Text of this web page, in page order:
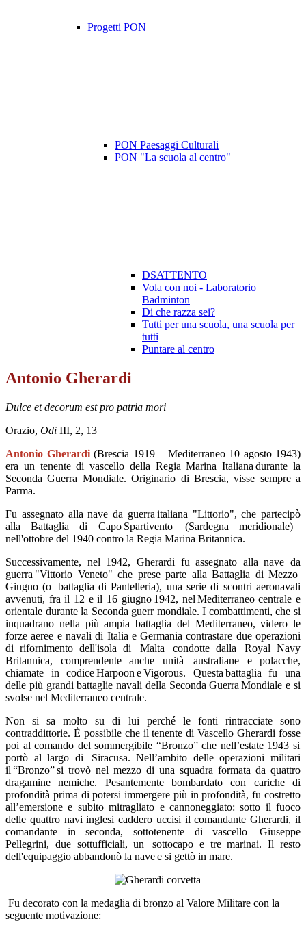
Progetti PON
PON Paesaggi Culturali
PON "La scuola al centro"
DSATTENTO
Vola con noi - Laboratorio
Badminton
Di che razza sei?
Tutti per una scuola, una scuola per
tutti
Puntare al centro
Antonio Gherardi
Dulce et decorum estpro patria mori
Orazio, Odi III, 2, 13
Antonio Gherardi (Brescia 1919 – Mediterraneo10 agosto 1943)
era un tenente di vascello della Regia Marina Italiana durante la
Seconda Guerra Mondiale.Originario di Brescia, visse sempre a
Parma.
Fu assegnato alla nave da guerra italiana "Littorio", che partecipò
alla Battaglia di Capo Spartivento
(Sardegna meridionale)
nell'ottobre del 1940 contro la Regia Marina Britannica.​
Successivamente, nel 1942, Gherardi fu assegnato alla nave da
guerra "Vittorio Veneto" che prese parte alla Battaglia di Mezzo
Giugno (o battaglia di Pantelleria), una serie di scontri aeronavali
avvenuti, fra il 12 e il 16 giugno 1942, nel Mediterraneo centrale e
orientale durante la Seconda guerr mondiale. I combattimenti, che si
inquadrano nella più ampia battaglia del Mediterraneo, videro le
forze aeree e navali di Italia e Germania contrastare due operazioni
di rifornimento dell'isola di Malta
condotte dalla Royal Navy
Britannica, comprendente anche unità australiane e polacche,
chiamate in codiceHarpoon eVigorous. Questa battaglia fu una
delle più grandi battaglie navali della Seconda Guerra Mondiale e si
svolse nel Mediterraneo centrale.​
Non si sa molto su di lui perché le fonti rintracciate sono
contraddittorie. È possibile che il tenente di VascelloGherardi fosse
poi al comando del sommergibile “Bronzo”che nell’estate 1943 si
portò al largo di Siracusa. Nell’ambito delle operazioni militari
il “Bronzo”si trovò nel mezzo di una squadra formata da quattro
dragamine nemiche. Pesantemente bombardato con cariche di
profondità prima di potersi immergere più in profondità, fucostretto
all’emersione e subitomitragliato e cannoneggiato: sotto il fuoco
delle quattro navi inglesi caddero uccisi il comandanteGherardi, il
comandante in seconda, sottotenente di vascello
Giuseppe
Pellegrini, due sottufficiali,un sottocapo e tre marinai. Il resto
dell'equipaggio abbandonò la nave e si gettò in mare.
Fu decorato con la medaglia di bronzo al Valore Militare con la
seguente motivazione: